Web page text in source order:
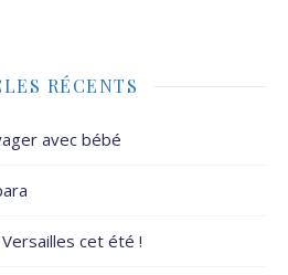
RÉCENTS
avec bébé
cet été !